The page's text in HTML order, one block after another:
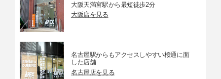
大阪天満宮駅から最短徒歩2分
大阪店を見る
名古屋駅からもアクセスしやすい桜通に面
した店舗
名古屋店を見る